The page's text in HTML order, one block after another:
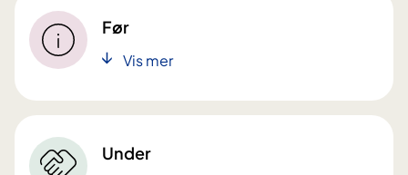
Før
Vis mer
Under